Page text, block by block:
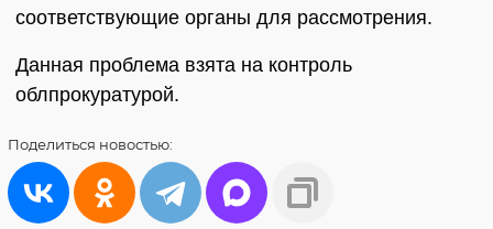
соответствующие органы для рассмотрения.
Данная проблема взята на контроль
облпрокуратурой.
Поделиться новостью: